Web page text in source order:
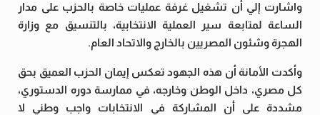
واشارت إلي أن تشغيل غرفة عمليات خاصة بالحزب على مدار
الساعة لمتابعة سير العملية الانتخابية، بالتنسيق مع وزارة
الهجرة وشئون المصريين بالخارج والاتحاد العام.
وأكدت الأمانة أن هذه الجهود تعكس إيمان الحزب العميق بحق
كل مصري، داخل الوطن وخارجه، في ممارسة دوره الدستوري،
مشددة على أن المشاركة في الانتخابات واجب وطني لا